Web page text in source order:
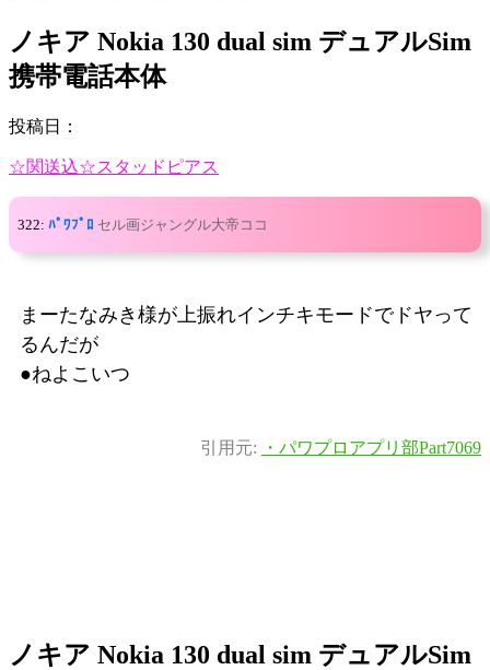
ノキア Nokia 130 dual sim デュアルSim
携帯電話本体
投稿日：
☆関送込☆スタッドピアス
322: ﾊﾟﾜﾌﾟﾛ セル画ジャングル大帝ココ
まーたなみき様が上振れインチキモードでドヤって
るんだが
●ねよこいつ
引用元: ・パワプロアプリ部Part7069
ノキア Nokia 130 dual sim デュアルSim